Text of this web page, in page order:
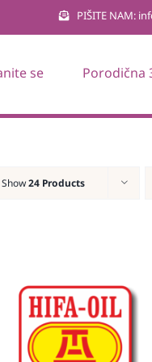
PIŠITE NAM:
se Porodična
Show24 Products